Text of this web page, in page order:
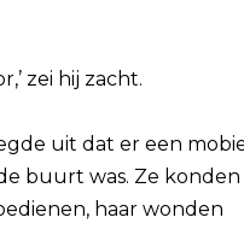
zei hij zacht.
uit dat er een
buurt was. Ze konden
haar wonden